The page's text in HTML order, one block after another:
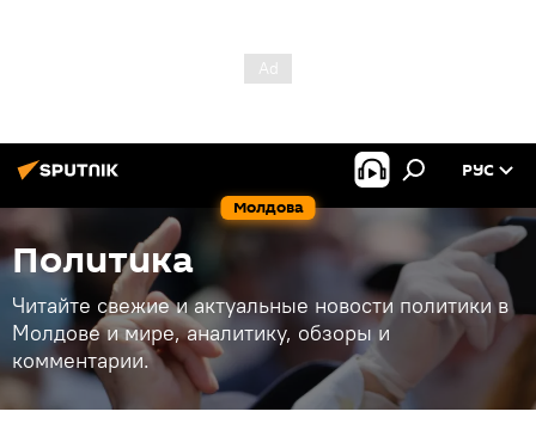
Молдова
РУС
Политика
Читайте свежие и актуальные новости политики в
Молдове и мире, аналитику, обзоры и
комментарии.